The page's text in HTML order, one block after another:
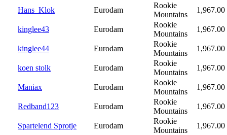
Hans_Klok Eurodam
Rookie
Mountains
1,967.00
kinglee43 Eurodam
Rookie
Mountains
1,967.00
kinglee44 Eurodam
Rookie
Mountains
1,967.00
koen stolk Eurodam
Rookie
Mountains
1,967.00
Maniax Eurodam
Rookie
Mountains
1,967.00
Redband123 Eurodam
Rookie
Mountains
1,967.00
Spartelend Sprotje Eurodam
Rookie
Mountains
1,967.00